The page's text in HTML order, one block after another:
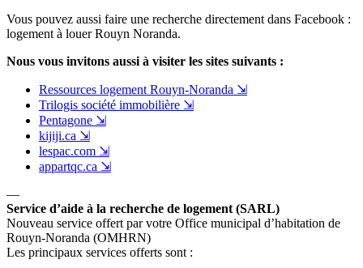
Vous pouvez aussi faire une recherche directement dans Facebook :
logement à louer Rouyn Noranda.
Nous vous invitons aussi à visiter les sites suivants :
Ressources logement Rouyn-Noranda ⇲
Trilogis société immobilière ⇲
Pentagone ⇲
kijiji.ca ⇲
lespac.com ⇲
appartqc.ca ⇲
—
Service d’aide à la recherche de logement (SARL)
Nouveau service offert par votre Office municipal d’habitation de
Rouyn-Noranda (OMHRN)
Les principaux services offerts sont :